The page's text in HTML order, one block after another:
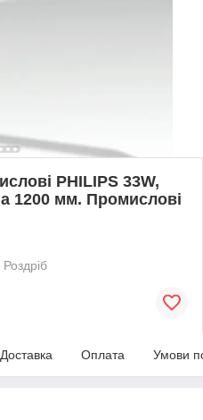
PHILIPS 33W,
1200 мм. Промислові
Роздріб
Доставка Оплата Умови